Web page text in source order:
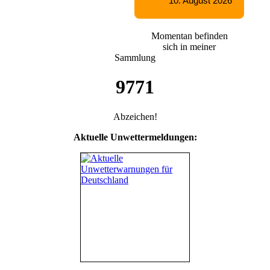
Momentan befinden
sich in meiner
Sammlung
9771
Abzeichen!
Aktuelle Unwettermeldungen: